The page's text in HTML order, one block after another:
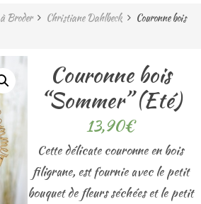
Broder Christiane Dahlbeck
Couronne bois
Couronne bois
“Sommer” (Eté)
13,90€
Cette délicate couronne en bois
filigrane, est fournie avec le petit
bouquet de fleurs séchées et le petit